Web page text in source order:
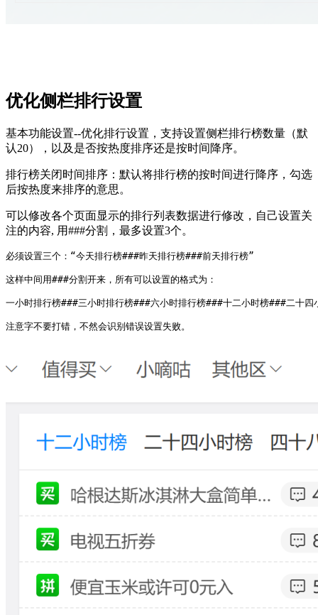
优化侧栏排行设置
基本功能设置--优化排行设置，支持设置侧栏排行榜数量（默
认20），以及是否按热度排序还是按时间降序。
排行榜关闭时间排序：默认将排行榜的按时间进行降序，勾选
后按热度来排序的意思。
可以修改各个页面显示的排行列表数据进行修改，自己设置关
注的内容, 用###分割，最多设置3个。
必须设置三个：“今天排行榜###昨天排行榜###前天排行榜”
这样中间用###分割开来，所有可以设置的格式为：
一小时排行榜###三小时排行榜###六小时排行榜###十二小时榜###二十
注意字不要打错，不然会识别错误设置失败。